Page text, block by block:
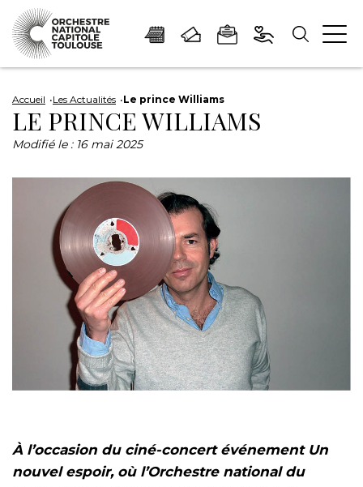
Panneau de gestion des cookies
au
contenu
principal
à
la
navigation
à
la
pied
Accueil Les Actualités Le prince Williams
LE PRINCE WILLIAMS
Modifié le : 16 mai 2025
À l’occasion du ciné-concert événement Un
nouvel espoir, où l’Orchestre national du